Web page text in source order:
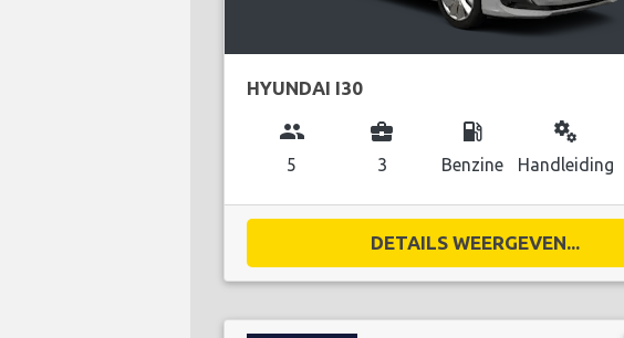
HYUNDAI I30
group
5
business_center
3
local_gas_station
Benzine
miscellaneous_services
Handleiding
DETAILS WEERGEVEN...